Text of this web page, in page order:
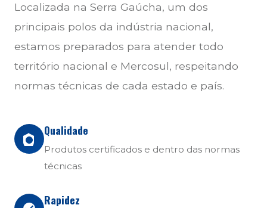
Localizada na Serra Gaúcha, um dos
principais polos da indústria nacional,
estamos preparados para atender todo
território nacional e Mercosul, respeitando
normas técnicas de cada estado e país.
Qualidade
Produtos certificados e dentro das normas
técnicas
Rapidez